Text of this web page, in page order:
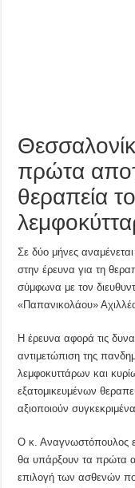
πρώτα
θεραπεία
Σε δύο μήνες
στην έρευνα για τη
σύμφωνα με τον
«Παπανικολάου»
Η έρευνα αφορά τις
αντιμετώπιση της
λεμφοκυττάρων και
εξατομικευμένων
αξιοποιούν
Ο κ. Αναγνωστόπουλος
θα υπάρξουν τα πρώτα
επιλογή των ασθενών